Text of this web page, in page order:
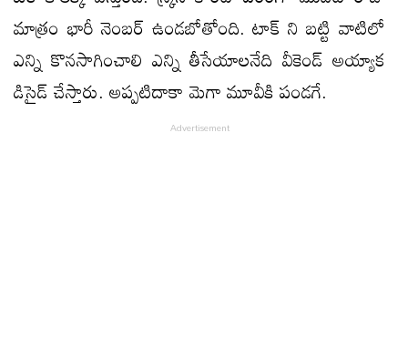
మాత్రం భారీ నెంబర్ ఉండబోతోంది. టాక్ ని బట్టి వాటిలో
ఎన్ని కొనసాగించాలి ఎన్ని తీసేయాలనేది వీకెండ్ అయ్యాక
డిసైడ్ చేస్తారు. అప్పటిదాకా మెగా మూవీకి పండగే.